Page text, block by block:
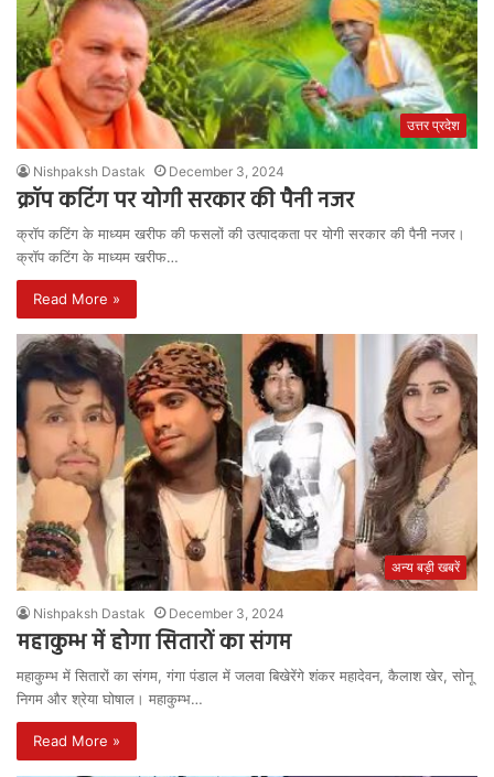
उत्तर प्रदेश
Nishpaksh Dastak December 3, 2024
क्रॉप कटिंग पर योगी सरकार की पैनी नजर
क्रॉप कटिंग के माध्यम खरीफ की फसलों की उत्पादकता पर योगी सरकार की पैनी नजर।
क्रॉप कटिंग के माध्यम खरीफ…
Read More »
अन्य बड़ी खबरें
Nishpaksh Dastak December 3, 2024
महाकुम्भ में होगा सितारों का संगम
महाकुम्भ में सितारों का संगम, गंगा पंडाल में जलवा बिखेरेंगे शंकर महादेवन, कैलाश खेर, सोनू
निगम और श्रेया घोषाल। महाकुम्भ…
Read More »